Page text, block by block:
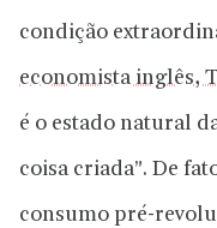
condição
economista inglês,
é o estado natural
coisa criada”. De
consumo pré-